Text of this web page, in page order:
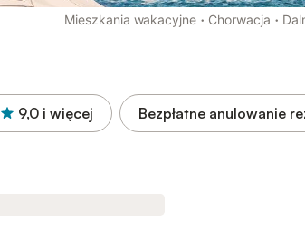
Mieszkania wakacyjne · Chorwacja ·
9,0 i więcej Bezpłatne anulowanie